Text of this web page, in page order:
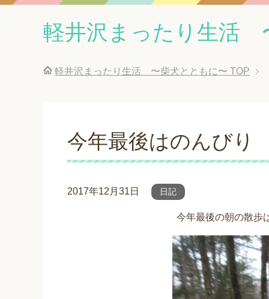
軽井沢まったり生活
軽井沢まったり生活 〜柴犬とともに〜 TOP
今年最後はのんびり
2017年12月31日 日記
今年最後の朝の散歩